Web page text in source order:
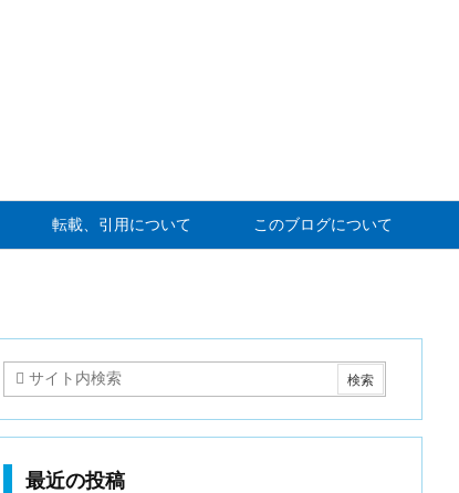
転載、引用について このブログについて
最近の投稿